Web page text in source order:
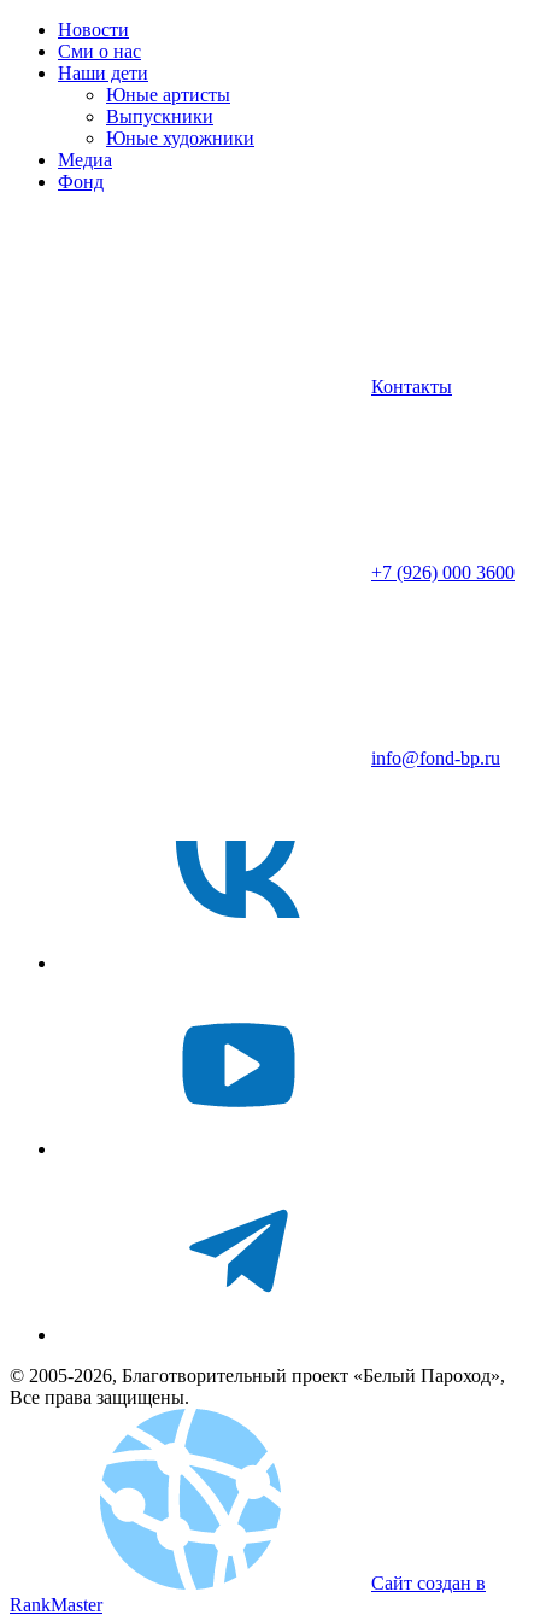
Новости
Сми о нас
Наши дети
Юные артисты
Выпускники
Юные художники
Медиа
Фонд
Контакты
+7 (926) 000 3600
info@fond-bp.ru
© 2005-2026, Благотворительный проект «Белый Пароход»,
Все права защищены.
Сайт создан в
RankMaster